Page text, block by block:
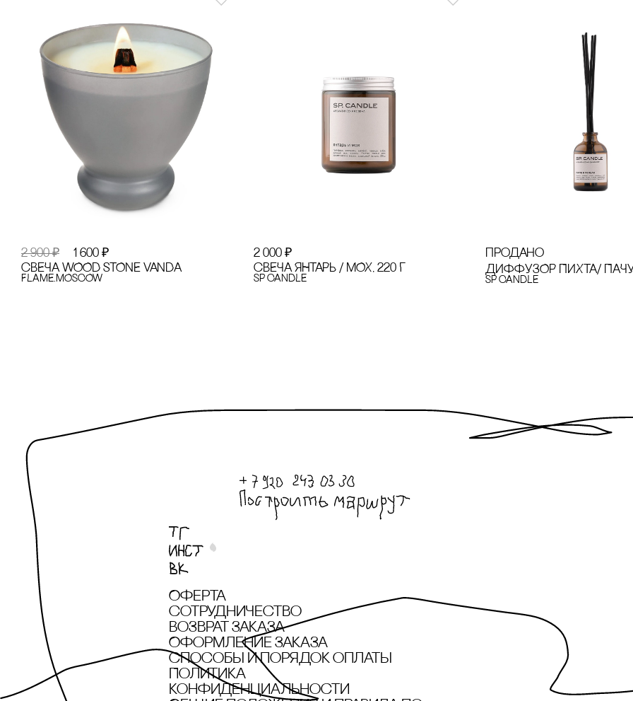
2 900₽ 1 600 ₽
сВЕЧА WOOD STONE VANDA
FLAME.MOSCOW
2 000 ₽
сВЕЧА ЯНТАРЬ / МОХ, 220 Г
SP CANDLE
продано
ДИФФУЗОР ПИХТА/
SP CANDLE
Оферта
сотрудничество
Возврат заказа
Оформление заказа
cпособы и порядок оплаты
Политика
конфиденциальности